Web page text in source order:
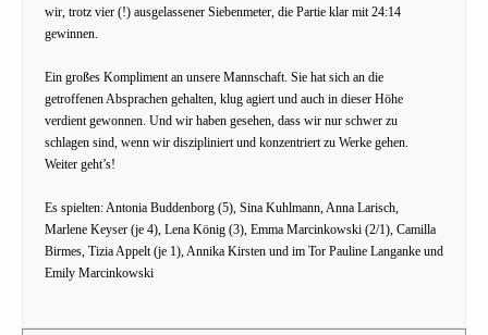
wir, trotz vier (!) ausgelassener Siebenmeter, die Partie klar mit 24:14
gewinnen.
Ein großes Kompliment an unsere Mannschaft. Sie hat sich an die
getroffenen Absprachen gehalten, klug agiert und auch in dieser Höhe
verdient gewonnen. Und wir haben gesehen, dass wir nur schwer zu
schlagen sind, wenn wir diszipliniert und konzentriert zu Werke gehen.
Weiter geht’s!
Es spielten: Antonia Buddenborg (5), Sina Kuhlmann, Anna Larisch,
Marlene Keyser (je 4), Lena König (3), Emma Marcinkowski (2/1), Camilla
Birmes, Tizia Appelt (je 1), Annika Kirsten und im Tor Pauline Langanke und
Emily Marcinkowski